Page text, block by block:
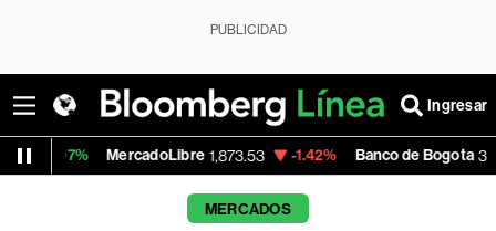
PUBLICIDAD
Ingresar
MercadoLibre 1,873.53 -1.42% Banco de Bogota 38,420.00 -
MERCADOS